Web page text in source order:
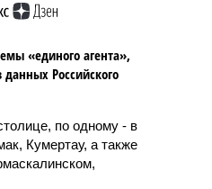
«единого агента»,
Российского
по одному - в
Кумертау, а также